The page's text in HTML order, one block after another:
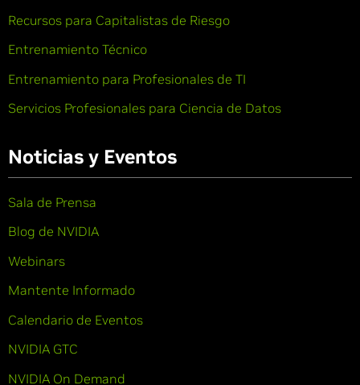
Recursos para Capitalistas de Riesgo
Entrenamiento Técnico
Entrenamiento para Profesionales de TI
Servicios Profesionales para Ciencia de Datos
Noticias y Eventos
Sala de Prensa
Blog de NVIDIA
Webinars
Mantente Informado
Calendario de Eventos
NVIDIA GTC
NVIDIA On Demand